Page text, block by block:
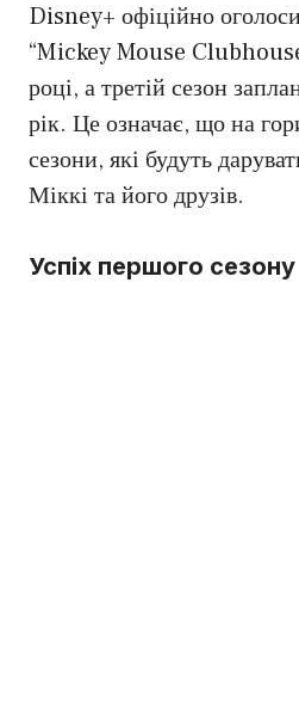
Disney+ офіційно
“Mickey Mouse
році, а третій сезон
рік. Це означає, що на
сезони, які будуть
Міккі та його друзів.
Успіх першого сезону